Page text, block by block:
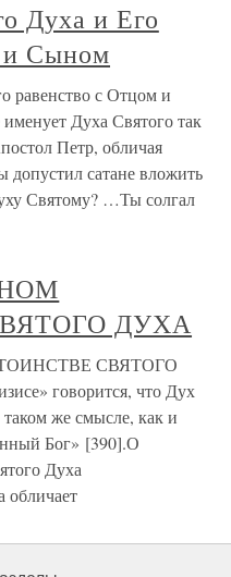
Духа и Его
и Сыном
равенство с Отцом и
Духа Святого так
Петр, обличая
сатане вложить
Святому? …Ты солгал
ДУХА
СВЯТОГО
говорится, что Дух
же смысле, как и
Бог» [390].О
Духа
обличает